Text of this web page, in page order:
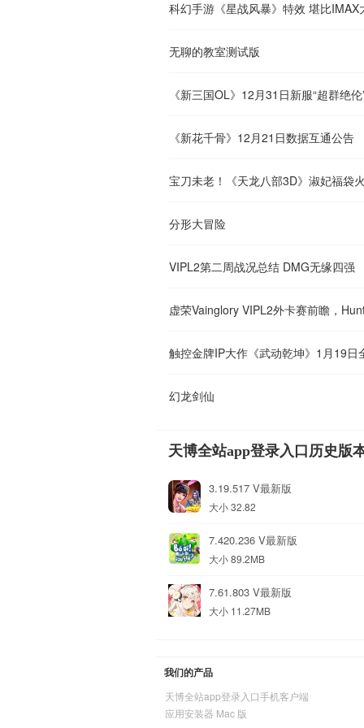
科幻手游《星战风暴》特效 堪比IMAX
无聊的教室测试版
《新三国OL》12月31日新服“超群绝
《新花千骨》12月21日数据互通公告
宝刀未老！《天龙八部3D》淑妃福袋
分形大冒险
VIPL2第二周战况总结 DMG无缘四强
虚荣Vainglory VIPL2外卡赛前瞻，
触控金牌IP大作《武动乾坤》1月19日
幻龙剑仙
天博全站app登录入口历史版
3.19.517 V最新版
大小 32.82
7.420.236 V最新版
大小 89.2MB
7.61.803 V最新版
大小 11.27MB
我们的产品
天博全站app登录入口手机客户端
应用安装器 Mac 版